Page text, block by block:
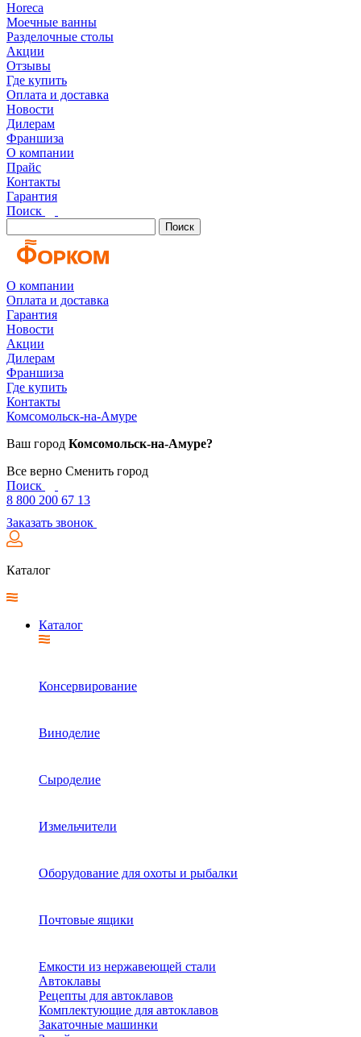
Horeca
Моечные ванны
Разделочные столы
Акции
Отзывы
Где купить
Оплата и доставка
Новости
Дилерам
Франшиза
О компании
Прайс
Контакты
Гарантия
Поиск
Поиск
О компании
Оплата и доставка
Гарантия
Новости
Акции
Дилерам
Франшиза
Где купить
Контакты
Комсомольск-на-Амуре
Ваш город Комсомольск-на-Амуре?
Все верно Сменить город
Поиск
8 800 200 67 13
Заказать звонок
Каталог
Каталог
Консервирование
Виноделие
Сыроделие
Измельчители
Оборудование для охоты и рыбалки
Почтовые ящики
Емкости из нержавеющей стали
Автоклавы
Рецепты для автоклавов
Комплектующие для автоклавов
Закаточные машинки